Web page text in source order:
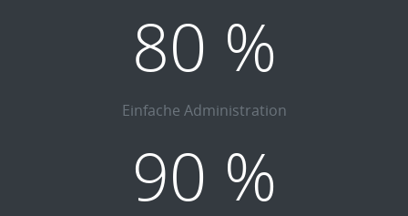
80 %
Einfache Administration
90 %